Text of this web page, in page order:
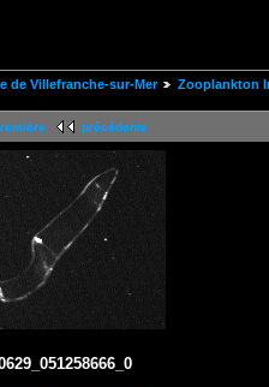
de Villefranche-sur-Mer
Zooplankton
précédente